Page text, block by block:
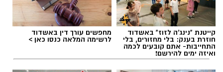
קייטנת "נינג'ה לזוז" באשדוד
חוזרת בענק: בלי מחזורים, בלי
התחייבות- אתם קובעים לכמה
ואיזה ימים להירשם!
מחפשים עורך דין באשדוד
לרשימה המלאה כנסו כאן >